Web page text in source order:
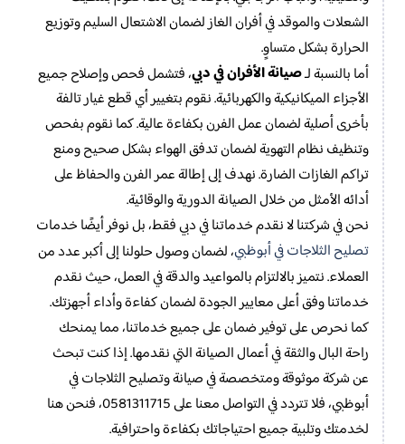
الشعلات والموقد في أفران الغاز لضمان الاشتعال السليم وتوزيع
الحرارة بشكل متساوٍ.
أما بالنسبة لـصيانة الأفران في دبي، فتشمل فحص وإصلاح جميع
الأجزاء الميكانيكية والكهربائية. نقوم بتغيير أي قطع غيار تالفة
بأخرى أصلية لضمان عمل الفرن بكفاءة عالية. كما نقوم بفحص
وتنظيف نظام التهوية لضمان تدفق الهواء بشكل صحيح ومنع
تراكم الغازات الضارة. نهدف إلى إطالة عمر الفرن والحفاظ على
أدائه الأمثل من خلال الصيانة الدورية والوقائية.
نحن في شركتنا لا نقدم خدماتنا في دبي فقط، بل نوفر أيضًا خدمات
تصليح الثلاجات في أبوظبي، لضمان وصول حلولنا إلى أكبر عدد من
العملاء. نتميز بالالتزام بالمواعيد والدقة في العمل، حيث نقدم
خدماتنا وفق أعلى معايير الجودة لضمان كفاءة وأداء أجهزتك.
كما نحرص على توفير ضمان على جميع خدماتنا، مما يمنحك
راحة البال والثقة في أعمال الصيانة التي نقدمها. إذا كنت تبحث
عن شركة موثوقة ومتخصصة في صيانة وتصليح الثلاجات في
أبوظبي، فلا تتردد في التواصل معنا على 0581311715، فنحن هنا
لخدمتك وتلبية جميع احتياجاتك بكفاءة واحترافية.